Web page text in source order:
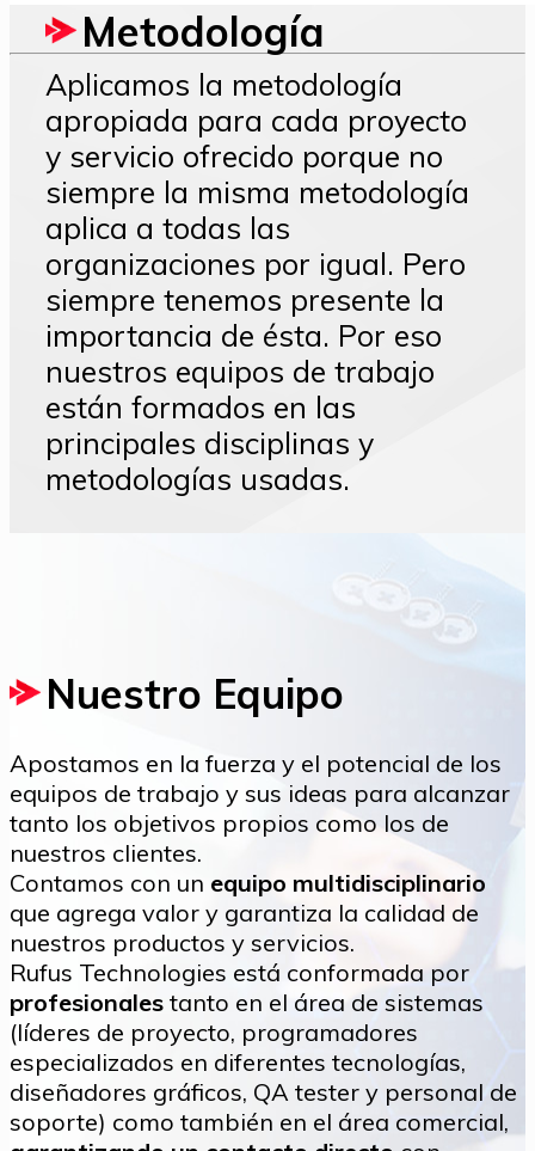
Metodología
Aplicamos la metodología
apropiada para cada proyecto
y servicio ofrecido porque no
siempre la misma metodología
aplica a todas las
organizaciones por igual. Pero
siempre tenemos presente la
importancia de ésta. Por eso
nuestros equipos de trabajo
están formados en las
principales disciplinas y
metodologías usadas.
Nuestro Equipo
Apostamos en la fuerza y el potencial de los
equipos de trabajo y sus ideas para alcanzar
tanto los objetivos propios como los de
nuestros clientes.
Contamos con un equipo multidisciplinario
que agrega valor y garantiza la calidad de
nuestros productos y servicios.
Rufus Technologies está conformada por
profesionales tanto en el área de sistemas
(líderes de proyecto, programadores
especializados en diferentes tecnologías,
diseñadores gráficos, QA tester y personal de
soporte) como también en el área comercial,